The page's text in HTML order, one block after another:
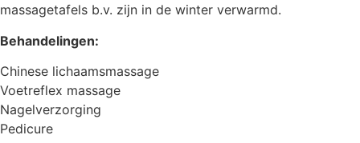
massagetafels b.v. zijn in de winter verwarmd.
Behandelingen:
Chinese lichaamsmassage
Voetreflex massage
Nagelverzorging
Pedicure